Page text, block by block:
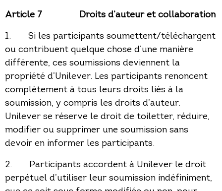
Article 7
Droits d’auteur et collaboration
1. Si les participants soumettent/téléchargent
ou contribuent quelque chose d’une manière
différente, ces soumissions deviennent la
propriété d’Unilever. Les participants renoncent
complètement à tous leurs droits liés à la
soumission, y compris les droits d’auteur.
Unilever se réserve le droit de toiletter, réduire,
modifier ou supprimer une soumission sans
devoir en informer les participants.
2. Participants accordent à Unilever le droit
perpétuel d’utiliser leur soumission indéfiniment,